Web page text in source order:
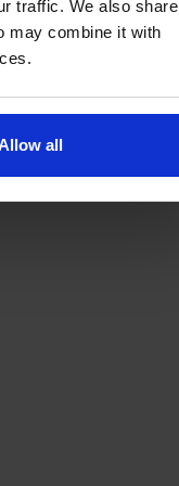
traffic. We also share
may combine it with
all